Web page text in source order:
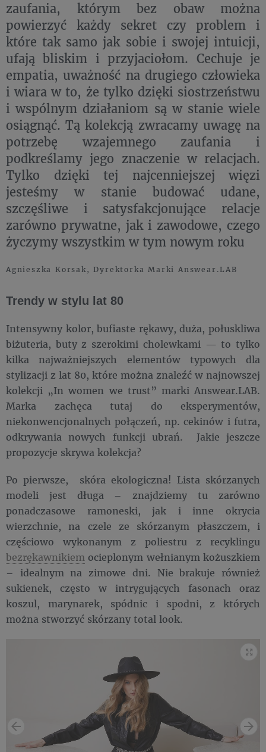
zaufania, którym bez obaw można
powierzyć każdy sekret czy problem i
które tak samo jak sobie i swojej intuicji,
ufają bliskim i przyjaciołom. Cechuje je
empatia, uważność na drugiego człowieka
i wiara w to, że tylko dzięki siostrzeństwu
i wspólnym działaniom są w stanie wiele
osiągnąć. Tą kolekcją zwracamy uwagę na
potrzebę wzajemnego zaufania i
podkreślamy jego znaczenie w relacjach.
Tylko dzięki tej najcenniejszej więzi
jesteśmy w stanie budować udane,
szczęśliwe i satysfakcjonujące relacje
zarówno prywatne, jak i zawodowe, czego
życzymy wszystkim w tym nowym roku
Agnieszka Korsak, Dyrektorka Marki Answear.LAB
Trendy w stylu lat 80
Intensywny kolor, bufiaste rękawy, duża, połuskliwa
biżuteria, buty z szerokimi cholewkami — to tylko
kilka najważniejszych elementów typowych dla
stylizacji z lat 80, które można znaleźć w najnowszej
kolekcji „In women we trust” marki Answear.LAB.
Marka zachęca tutaj do eksperymentów,
niekonwencjonalnych połączeń, np. cekinów i futra,
odkrywania nowych funkcji ubrań. Jakie jeszcze
propozycje skrywa kolekcja?
Po pierwsze, skóra ekologiczna! Lista skórzanych
modeli jest długa – znajdziemy tu zarówno
ponadczasowe ramoneski, jak i inne okrycia
wierzchnie, na czele ze skórzanym płaszczem, i
częściowo wykonanym z poliestru z recyklingu
bezrękawnikiem ocieplonym wełnianym kożuszkiem
– idealnym na zimowe dni. Nie brakuje również
sukienek, często w intrygujących fasonach oraz
koszul, marynarek, spódnic i spodni, z których
można stworzyć skórzany total look.